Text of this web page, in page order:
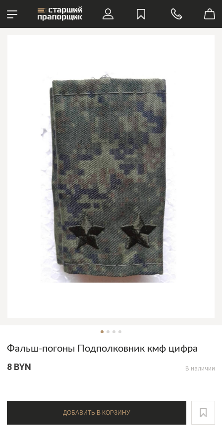
Фальш-погоны Подполковник кмф цифра
8 BYN В наличии
ДОБАВИТЬ В КОРЗИНУ